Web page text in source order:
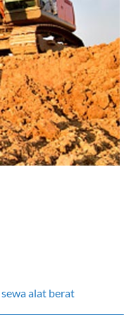
sewa alat berat